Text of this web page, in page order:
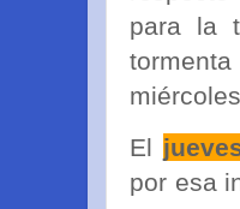
para la
El
por esa